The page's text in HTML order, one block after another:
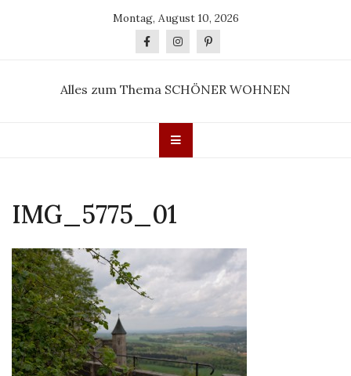
Montag, August 10, 2026
Alles zum Thema SCHÖNER WOHNEN
IMG_5775_01